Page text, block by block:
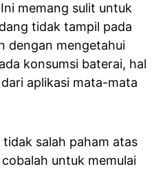
memang sulit untuk
tidak tampil pada
dengan mengetahui
konsumsi baterai, hal
aplikasi mata-mata
salah paham atas
untuk memulai